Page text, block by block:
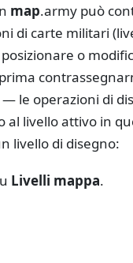
map.army può
di carte militari
o
— le operazioni di
al livello attivo in
livello di disegno:
Livelli mappa.